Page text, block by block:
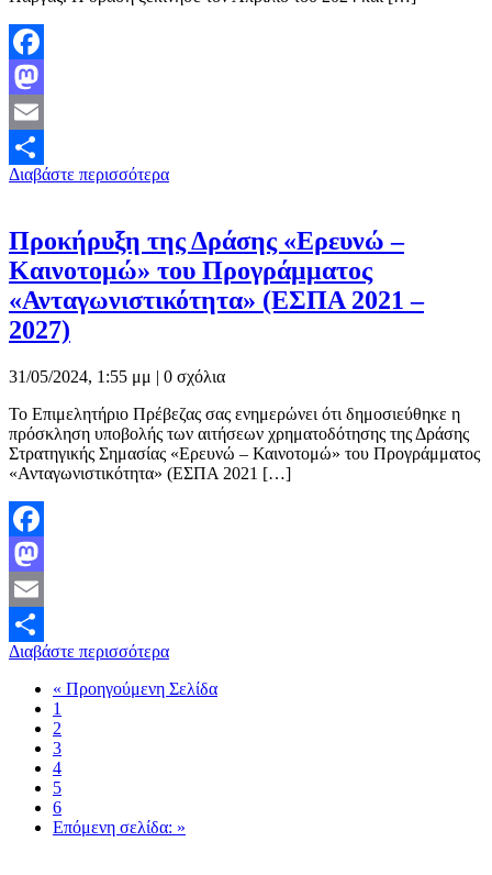
Facebook
Mastodon
Email
Μοιραστείτε
Διαβάστε περισσότερα
Προκήρυξη της Δράσης «Ερευνώ –
Καινοτομώ» του Προγράμματος
«Ανταγωνιστικότητα» (ΕΣΠΑ 2021 –
2027)
31/05/2024, 1:55 μμ | 0 σχόλια
Το Επιμελητήριο Πρέβεζας σας ενημερώνει ότι δημοσιεύθηκε η
πρόσκληση υποβολής των αιτήσεων χρηματοδότησης της Δράσης
Στρατηγικής Σημασίας «Ερευνώ – Καινοτομώ» του Προγράμματος
«Ανταγωνιστικότητα» (ΕΣΠΑ 2021 […]
Facebook
Mastodon
Email
Μοιραστείτε
Διαβάστε περισσότερα
« Προηγούμενη Σελίδα
1
2
3
4
5
6
Επόμενη σελίδα: »